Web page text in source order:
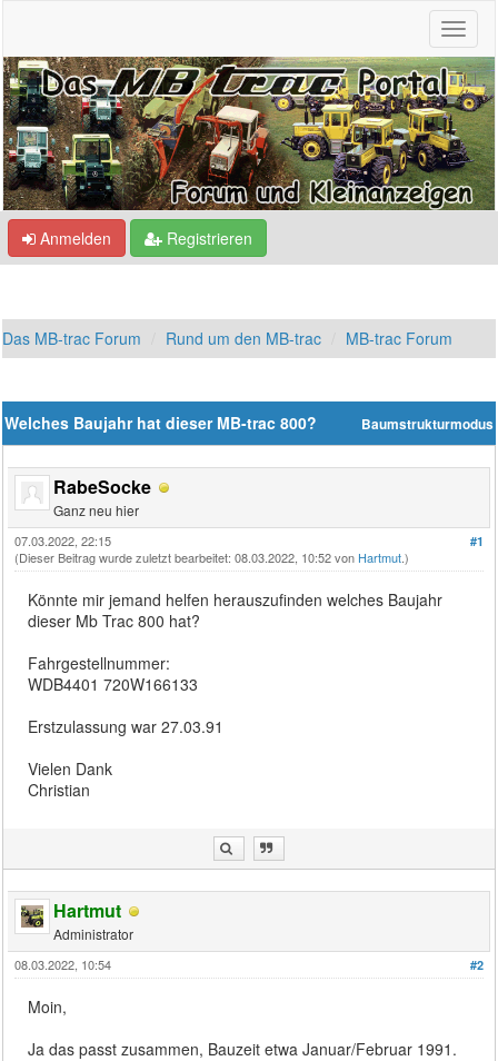
Anmelden Registrieren
Das MB-trac Forum Rund um den MB-trac MB-trac Forum
Baumstrukturmodus
Welches Baujahr hat dieser MB-trac 800?
RabeSocke
Ganz neu hier
#1
07.03.2022, 22:15
(Dieser Beitrag wurde zuletzt bearbeitet: 08.03.2022, 10:52 von Hartmut.)
Könnte mir jemand helfen herauszufinden welches Baujahr
dieser Mb Trac 800 hat?
Fahrgestellnummer:
WDB4401 720W166133
Erstzulassung war 27.03.91
Vielen Dank
Christian
Hartmut
Administrator
#2
08.03.2022, 10:54
Moin,
Ja das passt zusammen, Bauzeit etwa Januar/Februar 1991.